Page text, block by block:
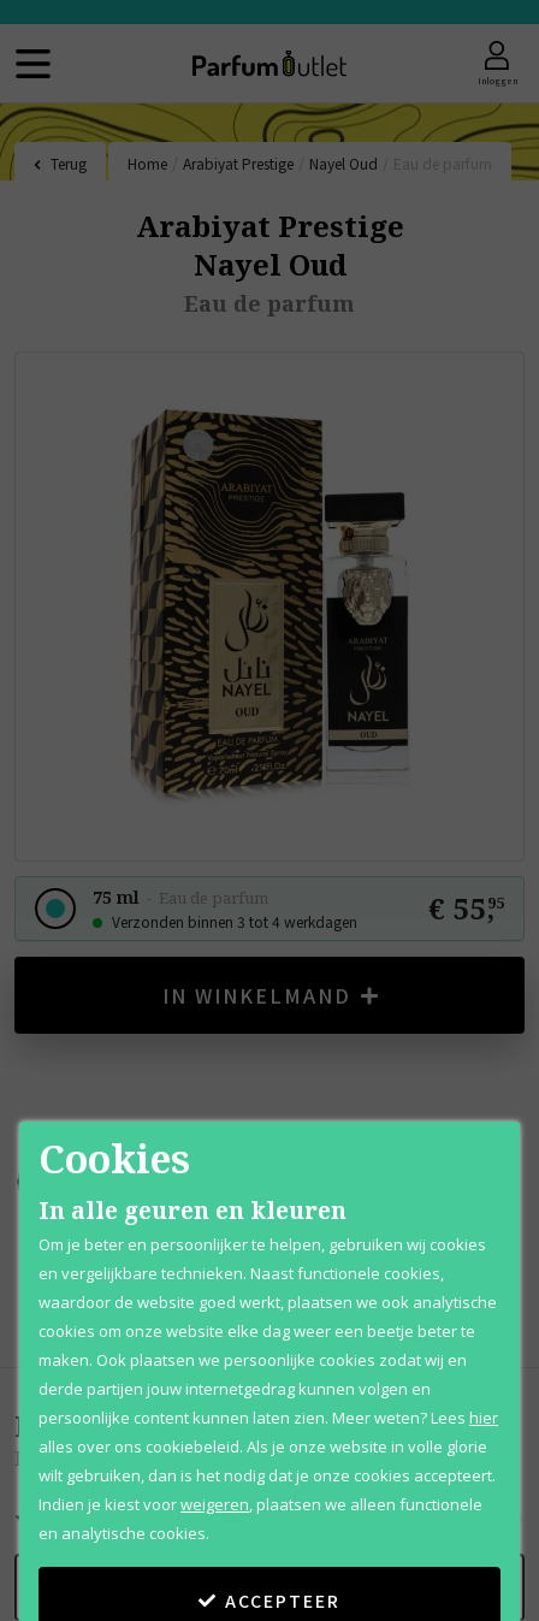
Inloggen
Terug Home Arabiyat Prestige Nayel Oud
Arabiyat Prestige
Nayel Oud
Eau de parfum
75 ml Eau de parfum
Verzonden binnen 3 tot 4 werkdagen € 55,
95
IN WINKELMAND
100% originele Afhalen mogelijk
Qshops Keurmerk
Beoordelingen(0)
Nayel Oud
SCHRIJF BEOORDELING
Cookies
In alle geuren en kleuren
Om je beter en persoonlijker te helpen, gebruiken wij cookies
en vergelijkbare technieken. Naast functionele cookies,
waardoor de website goed werkt, plaatsen we ook analytische
cookies om onze website elke dag weer een beetje beter te
maken. Ook plaatsen we persoonlijke cookies zodat wij en
derde partijen jouw internetgedrag kunnen volgen en
persoonlijke content kunnen laten zien. Meer weten?Lees hier
alles over ons cookiebeleid. Als je onze website in volle glorie
wilt gebruiken, dan is het nodig dat je onze cookies accepteert.
Indien je kiest voorweigeren,plaatsen we alleen functionele
en analytische cookies.
ACCEPTEER